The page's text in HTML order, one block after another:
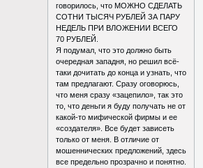
говорилось, что МОЖНО СДЕЛАТЬ
СОТНИ ТЫСЯЧ РУБЛЕЙ ЗА ПАРУ
НЕДЕЛЬ ПРИ ВЛОЖЕНИИ ВСЕГО
70 РУБЛЕЙ.
Я подумал, что это должно быть
очередная западня, но решил всё-
таки дочитать до конца и узнать, что
там предлагают. Сразу оговорюсь,
что меня сразу «зацепило», так это
то, что деньги я буду получать не от
какой-то мифической фирмы и ее
«создателя». Все будет зависеть
только от меня. В отличие от
мошеннических предложений, здесь
все предельно прозрачно и понятно.